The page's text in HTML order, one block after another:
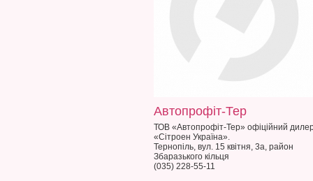
Автопрофіт-Тер
ТОВ «Автопрофіт-Тер» офіційний
«Сітроен Україна».
Тернопіль, вул. 15 квітня, 3а, район
Збаразького кільця
(035) 228-55-11